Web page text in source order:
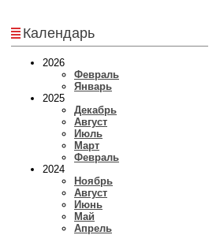
Календарь
2026
Февраль
Январь
2025
Декабрь
Август
Июль
Март
Февраль
2024
Ноябрь
Август
Июнь
Май
Апрель